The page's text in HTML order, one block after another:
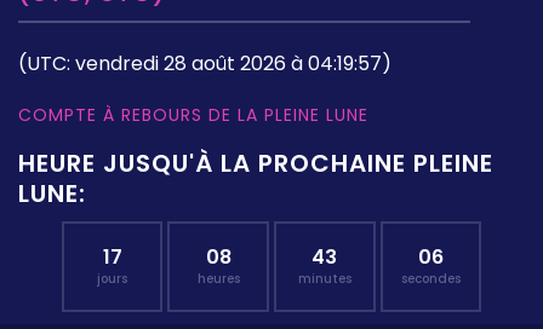
(UTC: vendredi 28 août 2026 à 04:19:57)
COMPTE À REBOURS DE LA PLEINE LUNE
HEURE JUSQU'À LA PROCHAINE PLEINE
LUNE:
17
jours
08
heures
43
minutes
05
secondes